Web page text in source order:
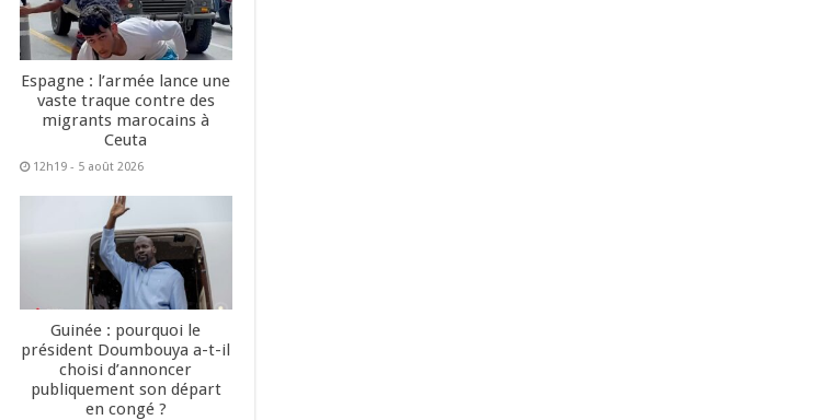
Espagne : l’armée lance une
vaste traque contre des
migrants marocains à
Ceuta
12h19 - 5 août 2026
Guinée : pourquoi le
président Doumbouya a-t-il
choisi d’annoncer
publiquement son départ
en congé ?